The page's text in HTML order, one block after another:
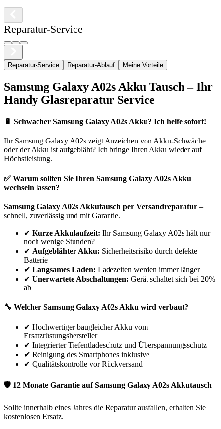
Reparatur-Service
Reparatur-Service Reparatur-Ablauf Meine Vorteile
Samsung Galaxy A02s Akku Tausch – Ihr
Handy Glasreparatur Service
🔋 Schwacher Samsung Galaxy A02s Akku? Ich helfe sofort!
Ihr Samsung Galaxy A02s zeigt Anzeichen von Akku-Schwäche
oder der Akku ist aufgebläht? Ich bringe Ihren Akku wieder auf
Höchstleistung.
✅ Warum sollten Sie Ihren Samsung Galaxy A02s Akku
wechseln lassen?
Samsung Galaxy A02s Akkutausch per Versandreparatur –
schnell, zuverlässig und mit Garantie.
✔ Kurze Akkulaufzeit: Ihr Samsung Galaxy A02s hält nur
noch wenige Stunden?
✔ Aufgeblähter Akku: Sicherheitsrisiko durch defekte
Batterie
✔ Langsames Laden: Ladezeiten werden immer länger
✔ Unerwartete Abschaltungen: Gerät schaltet sich bei 20%
ab
🔧 Welcher Samsung Galaxy A02s Akku wird verbaut?
✔ Hochwertiger baugleicher Akku vom
Ersatzrüstungshersteller
✔ Integrierter Tiefentladeschutz und Überspannungsschutz
✔ Reinigung des Smartphones inklusive
✔ Qualitätskontrolle vor Rückversand
🛡 12 Monate Garantie aufSamsung Galaxy A02s Akkutausch
Sollte innerhalb eines Jahres die Reparatur ausfallen, erhalten Sie
kostenlosen Ersatz.